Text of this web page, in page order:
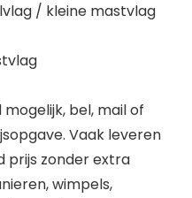
/ kleine mastvlag
bel, mail of
Vaak leveren
prijs zonder extra
wimpels,